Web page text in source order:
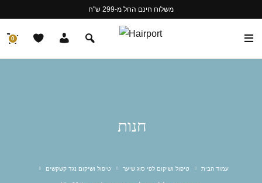
משלוח חינם החל מ-299 ש"ח
0
חנות
עמוד הבית טיפול ושיקום לפי סוג שיער טיפול ושיקום נגד קשקשים